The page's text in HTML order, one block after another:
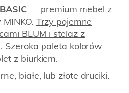
— premium mebel z
Trzy pojemne
BLUM i stelaż z
. Szeroka paleta kolorów —
z biurkiem.
białe, lub złote druciki.